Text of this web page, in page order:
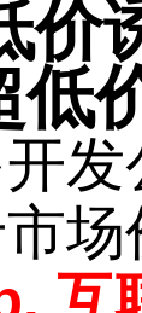
价
低
场